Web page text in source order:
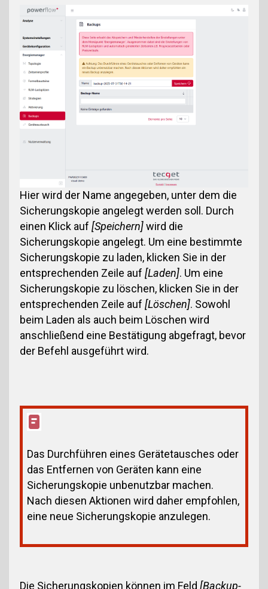
Hier wird der Name angegeben, unter dem die
Sicherungskopie angelegt werden soll. Durch
einen Klick auf [Speichern]wird die
Sicherungskopie angelegt. Um eine bestimmte
Sicherungskopie zu laden, klicken Sie in der
entsprechenden Zeile auf [Laden]. Um eine
Sicherungskopie zu löschen, klicken Sie in der
entsprechenden Zeile auf [Löschen]. Sowohl
beim Laden als auch beim Löschen wird
anschließend eine Bestätigung abgefragt, bevor
der Befehl ausgeführt wird.
Das Durchführen eines Gerätetausches oder
das Entfernen von Geräten kann eine
Sicherungskopie unbenutzbar machen.
Nach diesen Aktionen wird daher empfohlen,
eine neue Sicherungskopie anzulegen.
Die Sicherungskopien können im Feld [Backup-